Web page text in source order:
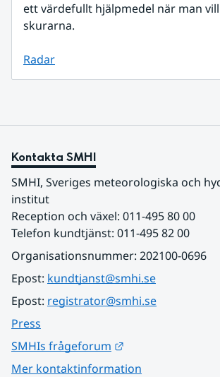
ett värdefullt hjälpmedel när man
skurarna.
Radar
Kontakta SMHI
SMHI, Sveriges meteorologiska och
institut
Reception och växel: 011-495 80 00
Telefon kundtjänst: 011-495 82 00
Organisationsnummer: 202100-0696
Epost: kundtjanst@smhi.se
Epost: registrator@smhi.se
Press
SMHIs frågeforum
Mer kontaktinformation